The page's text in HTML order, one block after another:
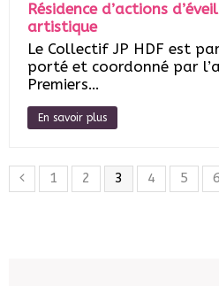
Résidence d’actions
artistique
Le Collectif JP HDF est
porté et coordonné par
Premiers…
En savoir plus
1 2 3 4 5 6